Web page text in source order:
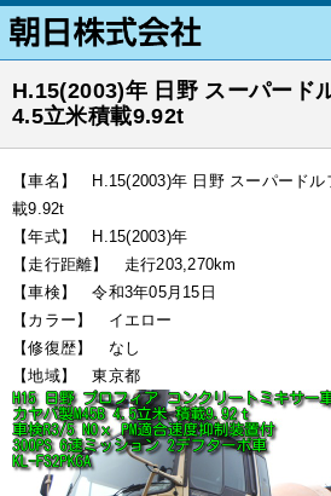
H.15(2003)年 日野 スーパード
4.5立米積載9.92t
【車名】 H.15(2003)年 日野 スーパード
載9.92t
【年式】 H.15(2003)年
【走行距離】 走行203,270km
【車検】 令和3年05月15日
【カラー】 イエロー
【修復歴】 なし
【地域】 東京都